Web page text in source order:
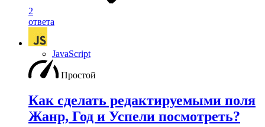
2
ответа
JavaScript
Простой
Как сделать редактируемыми поля
Жанр, Год и Успели посмотреть?